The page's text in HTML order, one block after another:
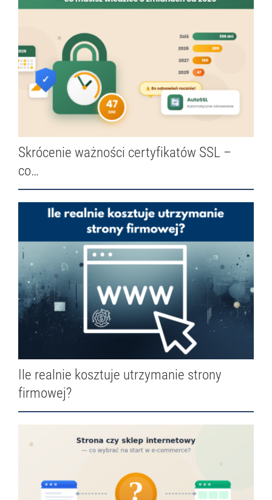
Skrócenie ważności certyfikatów SSL –
co…
Ile realnie kosztuje utrzymanie strony
firmowej?